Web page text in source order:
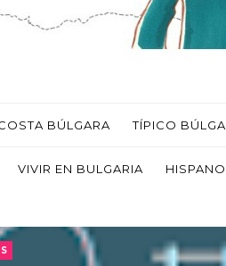
BÚLGARA TÍPICO
VIVIR EN BULGARIA